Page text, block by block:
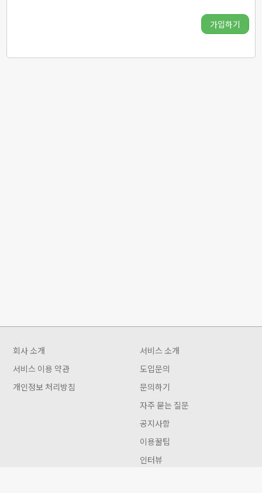
가입하기
회사 소개
서비스 이용 약관
개인정보 처리방침
서비스 소개
도입문의
문의하기
자주 묻는 질문
공지사항
이용꿀팁
인터뷰